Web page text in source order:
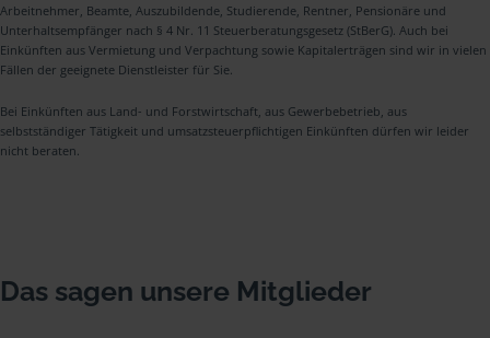
Arbeitnehmer, Beamte, Auszubildende, Studierende, Rentner, Pensionäre und
Unterhaltsempfänger nach § 4 Nr. 11 Steuerberatungsgesetz (StBerG). Auch bei
Einkünften aus Vermietung und Verpachtung sowie Kapitalerträgen sind wir in vielen
Fällen der geeignete Dienstleister für Sie.
Bei Einkünften aus Land- und Forstwirtschaft, aus Gewerbebetrieb, aus
selbstständiger Tätigkeit und umsatzsteuerpflichtigen Einkünften dürfen wir leider
nicht beraten.
Das sagen unsere Mitglieder